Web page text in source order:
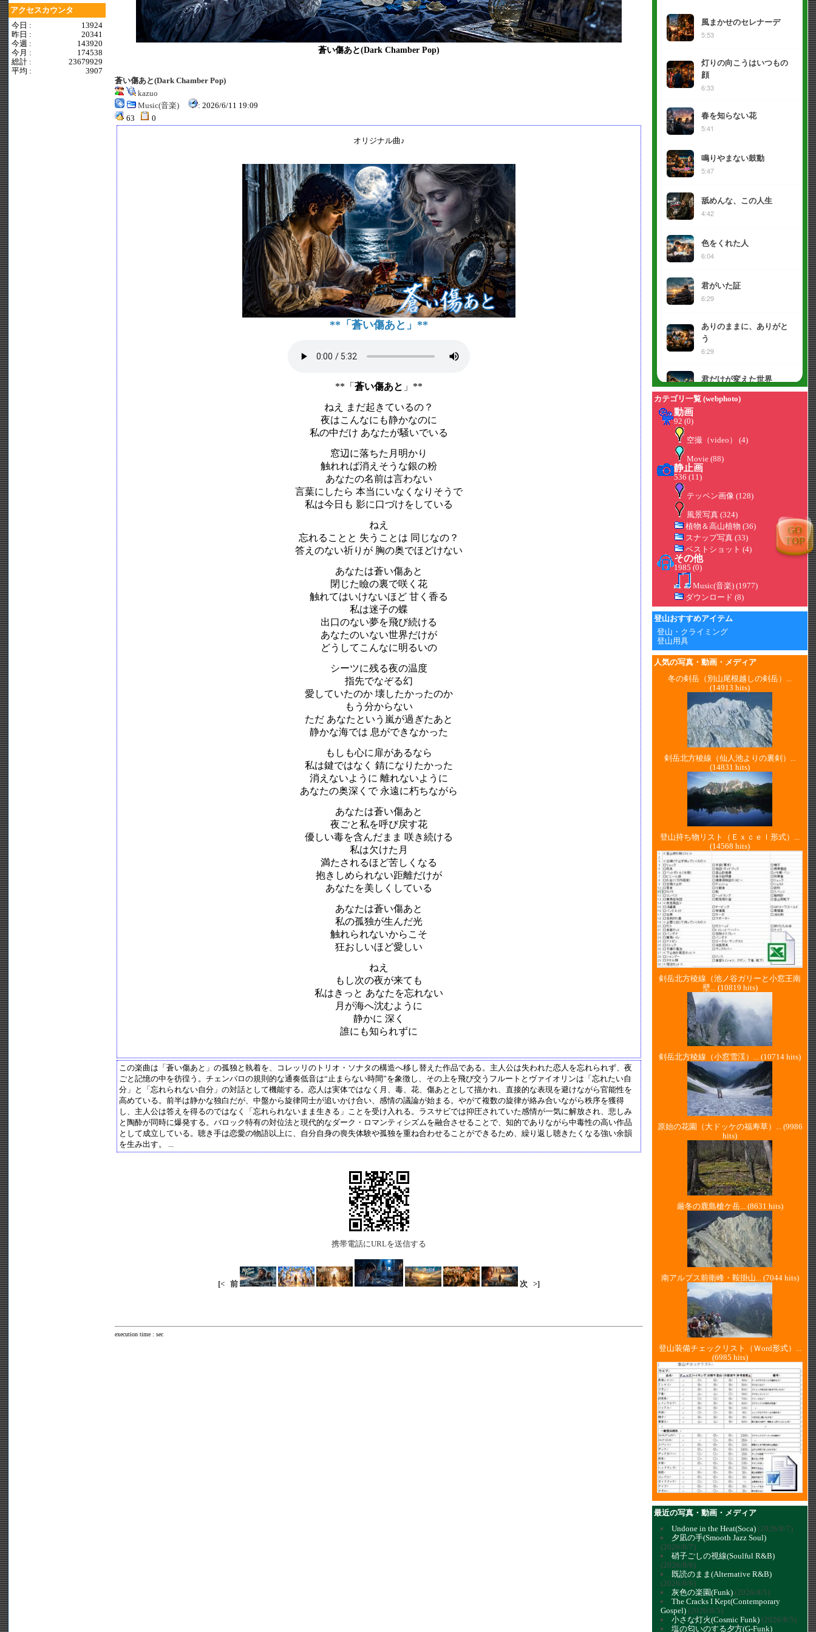
アクセスカウンタ
今日 :
13924
昨日 :
20341
今週 :
143920
今月 :
174538
総計 :
23679929
平均 :
3907
蒼い傷あと(Dark Chamber Pop)
蒼い傷あと(Dark Chamber Pop)
kazuo
Music(音楽)
: 2026/6/11 19:09
63
0
オリジナル曲♪
**「蒼い傷あと」**
**「蒼い傷あと 」**
ねえ まだ起きているの？
夜はこんなにも静かなのに
私の中だけ あなたが騒いでいる
窓辺に落ちた月明かり
触れれば消えそうな銀の粉
あなたの名前は言わない
言葉にしたら 本当にいなくなりそうで
私は今日も 影に口づけをしている
ねえ
忘れることと 失うことは 同じなの？
答えのない祈りが 胸の奥でほどけない
あなたは蒼い傷あと
閉じた瞼の裏で咲く花
触れてはいけないほど 甘く香る
私は迷子の蝶
出口のない夢を飛び続ける
あなたのいない世界だけが
どうしてこんなに明るいの
シーツに残る夜の温度
指先でなぞる幻
愛していたのか 壊したかったのか
もう分からない
ただ あなたという嵐が過ぎたあと
静かな海では 息ができなかった
もしも心に扉があるなら
私は鍵ではなく 錆になりたかった
消えないように 離れないように
あなたの奥深くで 永遠に朽ちながら
あなたは蒼い傷あと
夜ごと私を呼び戻す花
優しい毒を含んだまま 咲き続ける
私は欠けた月
満たされるほど苦しくなる
抱きしめられない距離だけが
あなたを美しくしている
あなたは蒼い傷あと
私の孤独が生んだ光
触れられないからこそ
狂おしいほど愛しい
ねえ
もし次の夜が来ても
私はきっと あなたを忘れない
月が海へ沈むように
静かに 深く
誰にも知られずに
この楽曲は「蒼い傷あと」の孤独と執着を、コレッリのトリオ・ソナタの構造へ移し替えた作品である。主人公は失われた恋人を忘れられず、夜
ごと記憶の中を彷徨う。チェンバロの規則的な通奏低音は“止まらない時間”を象徴し、その上を飛び交うフルートとヴァイオリンは「忘れたい自
分」と「忘れられない自分」の対話として機能する。恋人は実体ではなく月、毒、花、傷あととして描かれ、直接的な表現を避けながら官能性を
高めている。前半は静かな独白だが、中盤から旋律同士が追いかけ合い、感情の議論が始まる。やがて複数の旋律が絡み合いながら秩序を獲得
し、主人公は答えを得るのではなく「忘れられないまま生きる」ことを受け入れる。ラスサビでは抑圧されていた感情が一気に解放され、悲しみ
と陶酔が同時に爆発する。バロック特有の対位法と現代的なダーク・ロマンティシズムを融合させることで、知的でありながら中毒性の高い作品
として成立している。聴き手は恋愛の物語以上に、自分自身の喪失体験や孤独を重ね合わせることができるため、繰り返し聴きたくなる強い余韻
を生み出す。 ...
携帯電話にURLを送信する
[< 前 次 >]
execution time : sec
カテゴリ一覧 (webphoto)
動画
92 (0)
空撮（video） (4)
Movie (88)
静止画
536 (11)
テッペン画像 (128)
風景写真 (324)
植物＆高山植物 (36)
スナップ写真 (33)
ベストショット (4)
その他
1985 (0)
Music(音楽) (1977)
ダウンロード (8)
登山おすすめアイテム
登山・クライミング
登山用具
人気の写真・動画・メディア
冬の剣岳（別山尾根越しの剣岳）...
(14913 hits)
剣岳北方稜線（仙人池よりの裏剣）...
(14831 hits)
登山持ち物リスト（Ｅｘｃｅｌ形式）...
(14568 hits)
剣岳北方稜線（池ノ谷ガリーと小窓王南
壁...(10819 hits)
剣岳北方稜線（小窓雪渓）... (10714 hits)
原始の花園（大ドッケの福寿草）...(9986
hits)
厳冬の鹿島槍ケ岳...(8631 hits)
南アルプス前衛峰・鞍掛山...(7044 hits)
登山装備チェックリスト（Ｗord形式）...
(6985 hits)
最近の写真・動画・メディア
Undone in the Heat(Soca) (2026/8/7)
夕凪の手(Smooth Jazz Soul)
(2026/8/7)
硝子ごしの視線(Soulful R&B)
(2026/8/6)
既読のまま(Alternative R&B)
(2026/8/6)
灰色の楽園(Funk) (2026/8/5)
The Cracks I Kept(Contemporary
Gospel) (2026/8/5)
小さな灯火(Cosmic Funk) (2026/8/5)
塩の匂いのする夕方(G-Funk)
GO
TOP